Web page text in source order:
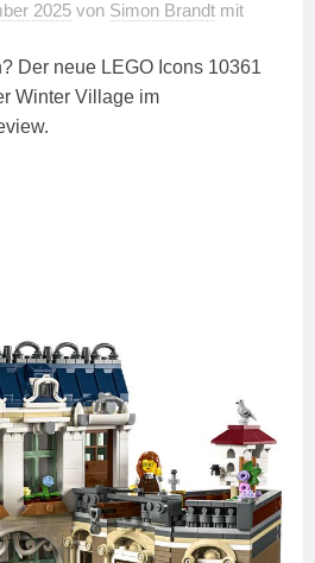
2025 von Simon Brandt mit
Der neue LEGO Icons 10361
Winter Village im